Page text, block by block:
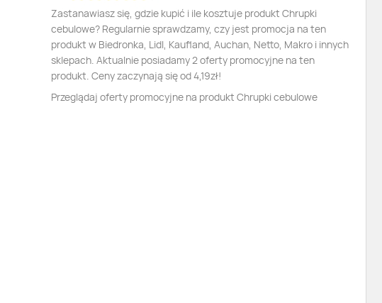
Zastanawiasz się, gdzie kupić i ile kosztuje produkt Chrupki
cebulowe? Regularnie sprawdzamy, czy jest promocja na ten
produkt w Biedronka, Lidl, Kaufland, Auchan, Netto, Makro i innych
sklepach. Aktualnie posiadamy 2 oferty promocyjne na ten
produkt. Ceny zaczynają się od 4,19zł!
Przeglądaj oferty promocyjne na produkt Chrupki cebulowe